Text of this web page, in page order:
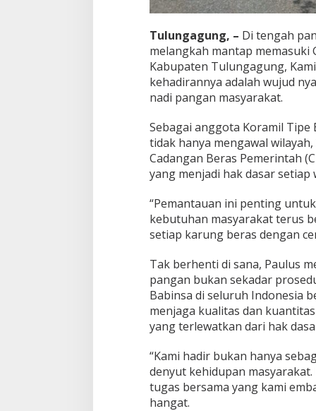
Tulungagung, – Di tengah
melangkah mantap memasuki
Kabupaten Tulungagung,
kehadirannya adalah wujud
nadi pangan masyarakat.
Sebagai anggota Koramil
tidak hanya mengawal
Cadangan Beras Pemerintah
yang menjadi hak dasar
“Pemantauan ini penting
kebutuhan masyarakat terus
setiap karung beras dengan
Tak berhenti di sana, Paulus
pangan bukan sekadar
Babinsa di seluruh Indonesia
menjaga kualitas dan
yang terlewatkan dari hak
“Kami hadir bukan hanya
denyut kehidupan
tugas bersama yang kami
hangat.